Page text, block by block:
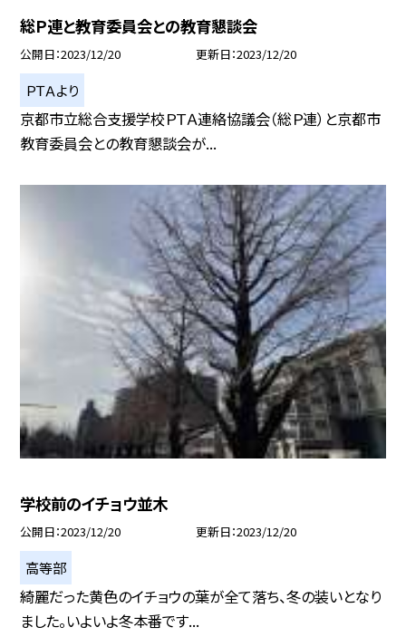
総Ｐ連と教育委員会との教育懇談会
公開日 2023/12/20 更新日 2023/12/20
ＰＴＡより
京都市立総合支援学校ＰＴＡ連絡協議会（総Ｐ連）と京都市
教育委員会との教育懇談会が...
学校前のイチョウ並木
公開日 2023/12/20 更新日 2023/12/20
高等部
綺麗だった黄色のイチョウの葉が全て落ち、冬の装いとなり
ました。いよいよ冬本番です...